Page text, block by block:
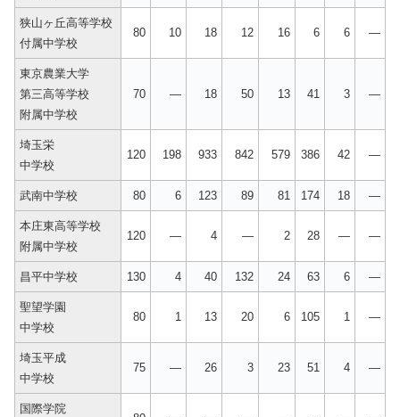
狭山ヶ丘高等学校
付属中学校
80 10 18 12 16 6 6 —
東京農業大学
第三高等学校
附属中学校
70 — 18 50 13 41 3 —
埼玉栄
中学校
120 198 933 842 579 386 42 —
武南中学校 80 6 123 89 81 174 18 —
本庄東高等学校
附属中学校
120 — 4 — 2 28 — —
昌平中学校 130 4 40 132 24 63 6 —
聖望学園
中学校
80 1 13 20 6 105 1 —
埼玉平成
中学校
75 — 26 3 23 51 4 —
国際学院